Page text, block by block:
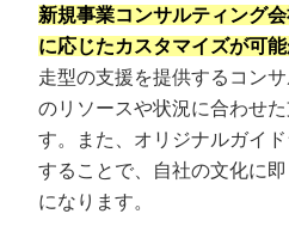
新規事業コンサルティング
に応じたカスタマイズが可
走型の支援を提供するコン
のリソースや状況に合わせ
す。また、オリジナルガイ
することで、自社の文化に
になります。